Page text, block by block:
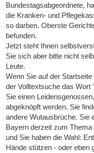
Bundestagsabgeordnete,
die Kranken- und
so darben. Oberste
befunden.
Jetzt steht Ihnen
Sie sich aber bitte nicht
Leute.
Wenn Sie auf der
der Volltextsuche das Wort
Sie einen
abgeknöpft werden, Sie
andere Wutausbrüche. Sie
Bayern derzeit zum
und Sie haben die Wahl:
Hände stützen - oder eben